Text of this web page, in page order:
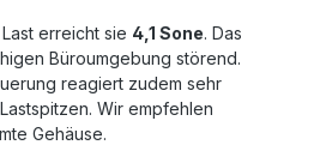
erreicht sie 4,1 Sone. Das
Büroumgebung störend.
reagiert zudem sehr
Wir empfehlen
Gehäuse.